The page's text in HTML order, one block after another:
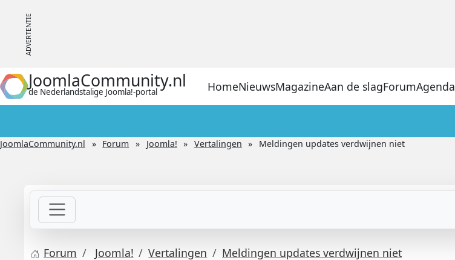
JoomlaCommunity.nl
de Nederlandstalige Joomla!-portal HomeNieuwsMagazineAan de slagForumAgenda
JoomlaCommunity.nl Forum Joomla! Vertalingen Meldingen updates verdwijnen niet
Forum Joomla! Vertalingen Meldingen updates verdwijnen niet